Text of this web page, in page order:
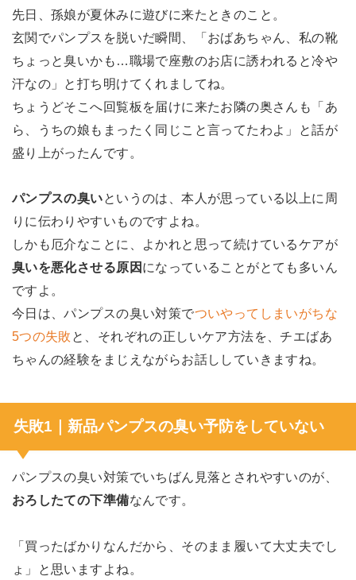
先日、孫娘が夏休みに遊びに来たときのこと。
玄関でパンプスを脱いだ瞬間、「おばあちゃん、私の靴
ちょっと臭いかも…職場で座敷のお店に誘われると冷や
汗なの」と打ち明けてくれましてね。
ちょうどそこへ回覧板を届けに来たお隣の奥さんも「あ
ら、うちの娘もまったく同じこと言ってたわよ」と話が
盛り上がったんです。
パンプスの臭いというのは、本人が思っている以上に周
りに伝わりやすいものですよね。
しかも厄介なことに、よかれと思って続けているケアが
臭いを悪化させる原因 になっていることがとても多いん
ですよ。
今日は、パンプスの臭い対策でついやってしまいがちな
5つの失敗 と、それぞれの正しいケア方法を、チエばあ
ちゃんの経験をまじえながらお話ししていきますね。
失敗1｜新品パンプスの臭い予防をしていない
パンプスの臭い対策でいちばん見落とされやすいのが、
おろしたての下準備なんです。
「買ったばかりなんだから、そのまま履いて大丈夫でし
ょ」と思いますよね。